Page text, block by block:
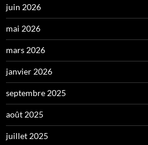
juin 2026
mai 2026
mars 2026
janvier 2026
septembre 2025
août 2025
juillet 2025